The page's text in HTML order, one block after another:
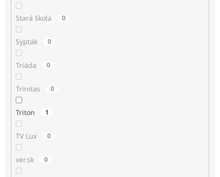
Stará škola 0
Sypták 0
Triáda 0
Trinitas 0
Triton 1
TV Lux 0
ver.sk 0